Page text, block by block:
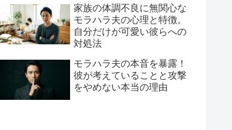
家族の体調不良に無関心な
モラハラ夫の心理と特徴。
自分だけが可愛い彼らへの
対処法
モラハラ夫の本音を暴露！
彼が考えていることと攻撃
をやめない本当の理由